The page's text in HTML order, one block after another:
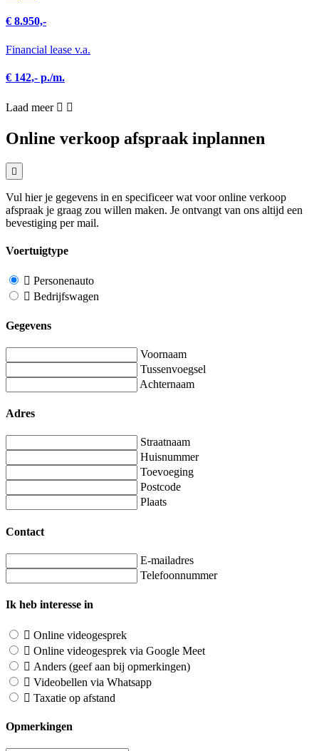
€ 8.950,-
Financial lease v.a.
€ 142,- p./m.
Laad meer
Online verkoop afspraak inplannen
Vul hier je gegevens in en specificeer wat voor online verkoop
afspraak je graag zou willen maken. Je ontvangt van ons altijd een
bevestiging per mail.
Voertuigtype
Personenauto
Bedrijfswagen
Gegevens
Voornaam
Tussenvoegsel
Achternaam
Adres
Straatnaam
Huisnummer
Toevoeging
Postcode
Plaats
Contact
E-mailadres
Telefoonnummer
Ik heb interesse in
Online videogesprek
Online videogesprek via Google Meet
Anders (geef aan bij opmerkingen)
Videobellen via Whatsapp
Taxatie op afstand
Opmerkingen